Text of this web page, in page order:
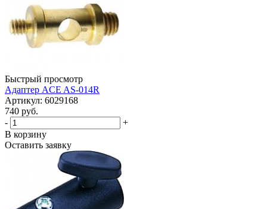
Быстрый просмотр
Адаптер ACE AS-014R
Артикул: 6029168
740 руб.
-
+
В корзину
Оставить заявку